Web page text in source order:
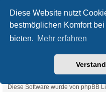
Diese Website nutzt
bestmöglichen Komfort
bieten. Mehr erfahren
entwickelt und veröffentlicht. Sie
unter der GNU General Public
kann frei vertrieben werden.
.
phpBB.de zu finden.
Diese Software wurde von phpBB